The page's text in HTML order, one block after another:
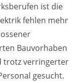
ist die
fehlen mehr
Bauvorhaben
trotz verringerter
gesucht.